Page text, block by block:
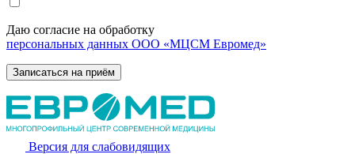
Даю согласие на обработку
персональных данных ООО «МЦСМ Евромед»
Версия для слабовидящих